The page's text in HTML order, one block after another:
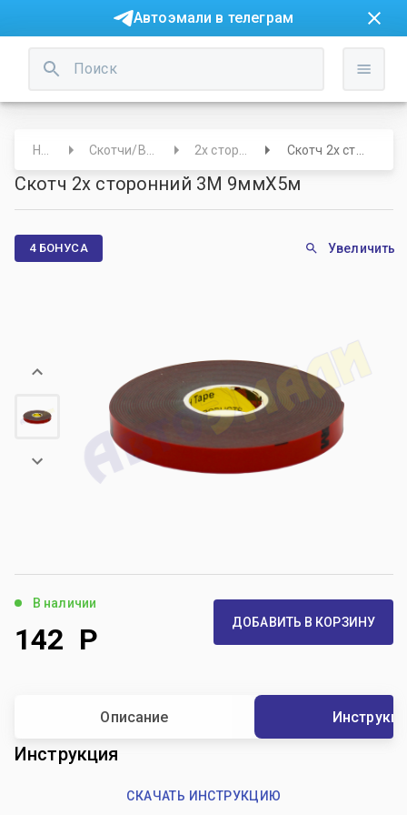
Автоэмали в телеграм
Скотч 2х сторонний 3M 9ммХ5м
4 БОНУСА Увеличить
В наличии
142 Р ДОБАВИТЬ В КОРЗИНУ
Описание
Инструкция
СКАЧАТЬ ИНСТРУКЦИЮ